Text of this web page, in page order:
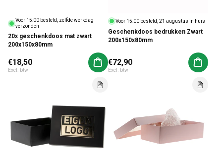
Voor 15:00 besteld, zelfde werkdag
verzonden
20x geschenkdoos mat zwart
200x150x80mm
Normale prijs
€18,50
Excl. btw
Aan winkelwagen toevoegen
Voor 15:00 besteld, 21 augustus in huis
Geschenkdoos bedrukken Zwart
200x150x80mm
Normale prijs
€72,90
Excl. btw
Aan